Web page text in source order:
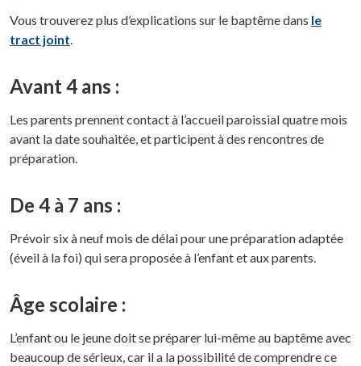
Vous trouverez plus d’explications sur le baptême dans le
tract joint.
Avant 4 ans :
Les parents prennent contact à l’accueil paroissial quatre mois
avant la date souhaitée, et participent à des rencontres de
préparation.
De 4 à 7 ans :
Prévoir six à neuf mois de délai pour une préparation adaptée
(éveil à la foi) qui sera proposée à l’enfant et aux parents.
Âge scolaire :
L’enfant ou le jeune doit se préparer lui-même au baptême avec
beaucoup de sérieux, car il a la possibilité de comprendre ce